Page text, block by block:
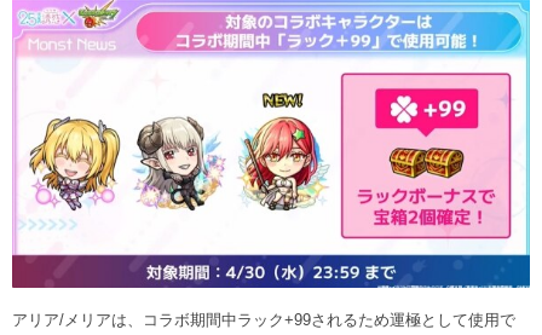
アリア/メリアは、コラボ期間中ラック+99されるため運極として使用で